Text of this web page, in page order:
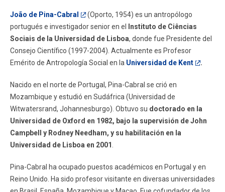
João de Pina-Cabral
(Oporto, 1954) es un antropólogo
portugués e investigador senior en el Instituto de Ciências
Sociais de la Universidad de Lisboa, donde fue Presidente del
Consejo Científico (1997-2004). Actualmente es Profesor
Emérito de Antropología Social en la Universidad de Kent .
Nacido en el norte de Portugal, Pina-Cabral se crió en
Mozambique y estudió en Sudáfrica (Universidad de
Witwatersrand, Johannesburgo). Obtuvo su doctorado en la
Universidad de Oxford en 1982, bajo la supervisión de John
Campbell y Rodney Needham, y su habilitación en la
Universidad de Lisboa en 2001
Pina-Cabral ha ocupado puestos académicos en Portugal y en
Reino Unido. Ha sido profesor visitante en diversas universidades